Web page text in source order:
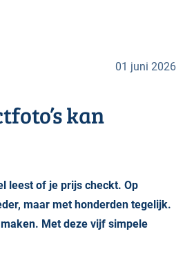
01 juni 2026
kan
leest of je prijs checkt. Op
maar met honderden tegelijk.
Met deze vijf simpele